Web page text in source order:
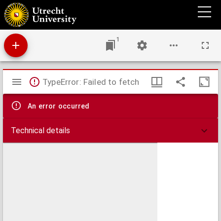
Het van den bok rijden : grondig onderricht voor koetsiers en houders van équipage, in
de ware behandeling en dressuur van wagenpaarden, het inspannen en rijden
1
Mirador
viewer
TypeError: Failed to fetch
An error occurred
Technical details